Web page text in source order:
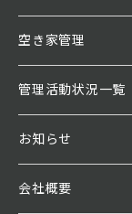
空き家管理
管理活動状況一覧
お知らせ
会社概要